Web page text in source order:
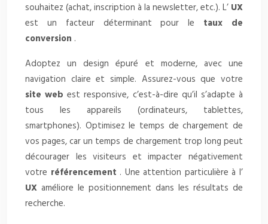
souhaitez (achat, inscription à la newsletter, etc.). L’ UX
est un facteur déterminant pour le taux de
conversion .
Adoptez un design épuré et moderne, avec une
navigation claire et simple. Assurez-vous que votre
site webest responsive, c’est-à-dire qu’il s’adapte à
tous les appareils (ordinateurs, tablettes,
smartphones). Optimisez le temps de chargement de
vos pages, car un temps de chargement trop long peut
décourager les visiteurs et impacter négativement
votre référencement . Une attention particulière à l’
UX améliore le positionnement dans les résultats de
recherche.